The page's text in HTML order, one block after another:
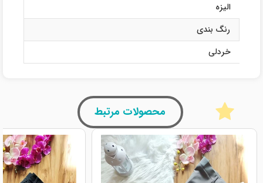
الیزه
رنگ بندی
خردلی
محصولات مرتبط